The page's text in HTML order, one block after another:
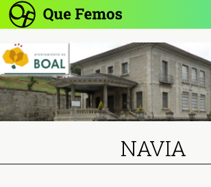
NAVIA